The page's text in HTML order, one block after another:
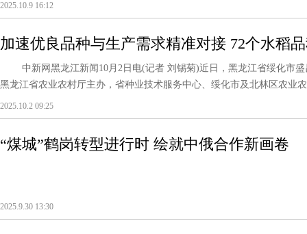
2025.10.9 16:12
加速优良品种与生产需求精准对接 72个水稻
中新网黑龙江新闻10月2日电(记者 刘锡菊)近日，黑龙江省绥化市盛
黑龙江省农业农村厅主办，省种业技术服务中心、绥化市及北林区农业
2025.10.2 09:25
“煤城”鹤岗转型进行时 绘就中俄合作新画卷
2025.9.30 13:30